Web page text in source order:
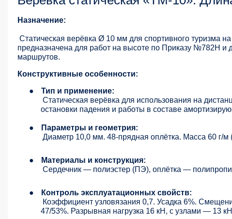
Назначение:
Статическая верёвка Ø 10 мм для спортивного туризма
предназначена для работ на высоте по Приказу №782Н и
маршрутов.
Конструктивные особенности:
●
Тип и применение:
Статическая верёвка для использования на
остановки падения и работы в составе
●
Параметры и геометрия:
Диаметр 10,0 мм. 48-прядная оплётка. Масса 60 г/м
●
Материалы и конструкция:
Сердечник — полиэстер (ПЭ), оплётка —
●
Контроль эксплуатационных свойств:
Коэффициент узловязания 0,7. Усадка 6%.
47/53%. Разрывная нагрузка 16 кН, с узлами — 13